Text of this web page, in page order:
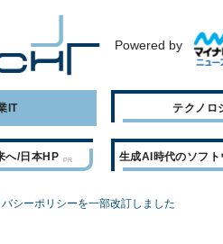
Powered by
IT テクノロ
へ/日本HP 生成AI時代のソフト
シーポリシーを一部改訂しました